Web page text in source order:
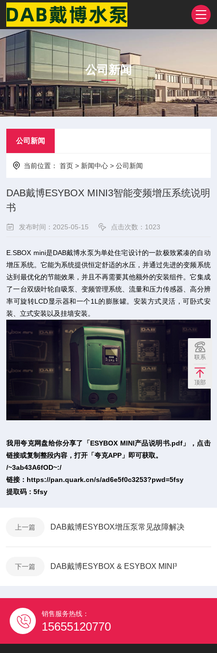
公司新闻
公司新闻
当前位置：首页 > 新闻中心 >公司新闻
DAB戴博ESYBOX MINI3智能变频增压系统说明
书
发布时间：2025-05-15 点击次数： 1023
E.SBOX mini是DAB戴博水泵为单处住宅设计的一款极致紧凑的自动
增压系统。它能为系统提供恒定舒适的水压，并通过先进的变频系统
达到最优化的节能效果，并且不再需要其他额外的安装组件。它集成
了一台双级叶轮自吸泵、变频管理系统、流量和压力传感器、高分辨
率可旋转LCD显示器和一个1L的膨胀罐。安装方式灵活，可卧式安
装、立式安装以及挂墙安装。
我用夸克网盘给你分享了「ESYBOX MINI产品说明书.pdf」，点击
链接或复制整段内容，打开「夸克APP」即可获取。
/~3ab43A6fOD~:/
链接：https://pan.quark.cn/s/ad6e5f0c3253?pwd=5fsy
提取码：5fsy
上一篇 DAB戴博ESYBOX增压泵常见故障解决
下一篇 DAB戴博ESYBOX & ESYBOX MINI³
销售服务热线：
15655120770
联系
顶部